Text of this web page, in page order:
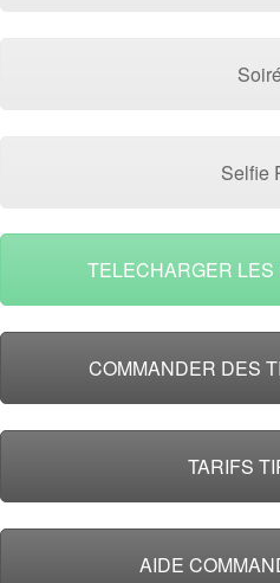
Selfie
TELECHARGER
COMMANDER DES
TARIFS
AIDE